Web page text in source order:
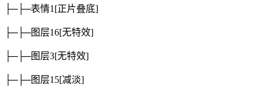
├─├─表情1 [正片叠底]
├─├─图层16[无特效]
├─├─图层3[无特效]
├─├─图层15[减淡]